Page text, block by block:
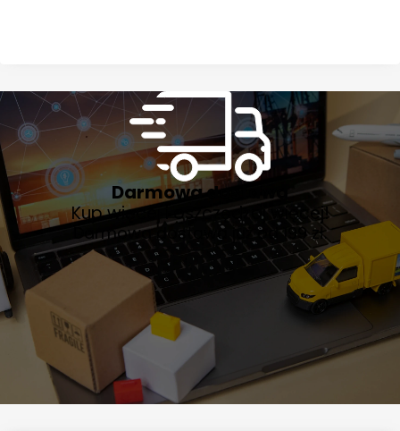
Darmowa dostawa
Kup więcej i oszczędzaj więcej!
Darmowa dostawa już od 199 zł.